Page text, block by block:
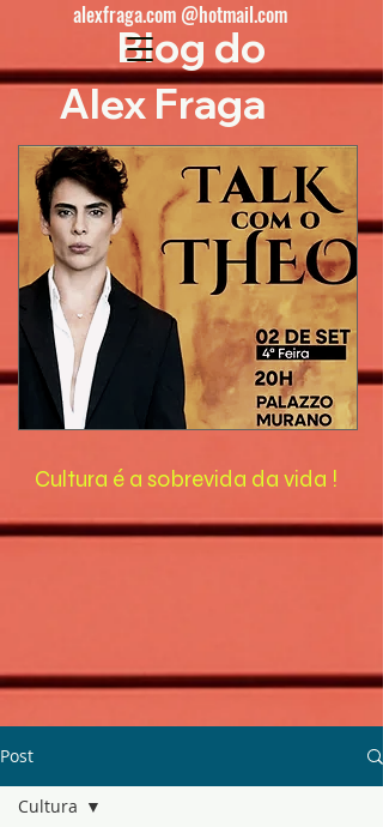
Cultura é a sobrevida da vida !
Blog do
Alex Fraga
alexfraga.com @hotmail.com
Post
Cultura